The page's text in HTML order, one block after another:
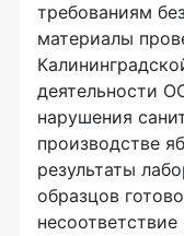
требованиям
материалы
деятельности
нарушения
производстве
результаты
образцов